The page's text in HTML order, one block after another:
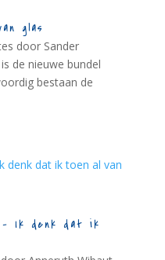
glas
door Sander
de nieuwe bundel
bestaan de
– Ik denk dat ik